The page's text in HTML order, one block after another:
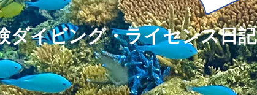
ダイビング・ライセンス日記